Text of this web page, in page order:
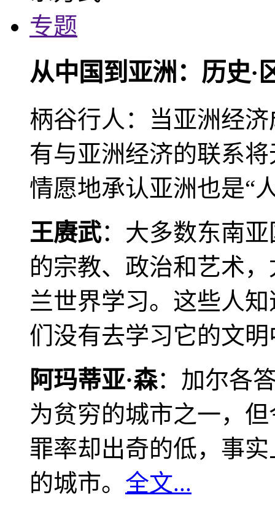
专题
从中国到亚洲：历史·
柄谷行人：当亚洲经
有与亚洲经济的联系
情愿地承认亚洲也是“
王赓武：大多数东南
的宗教、政治和艺术
兰世界学习。这些人
们没有去学习它的文
阿玛蒂亚·森：加尔各
为贫穷的城市之一，
罪率却出奇的低，事
的城市。 全文...